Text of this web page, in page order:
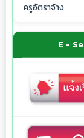
ครูอัตราจ้าง
E -